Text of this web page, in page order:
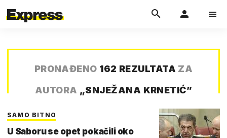
PRONAĐENO 162 REZULTATA ZA
AUTORA „SNJEŽANA KRNETIĆ”
SAMO BITNO
U Saboru se opet pokačili oko